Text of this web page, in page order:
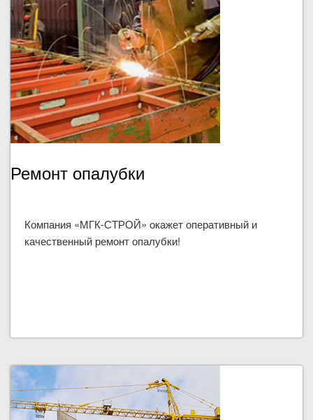
Ремонт опалубки
Компания «МГК-СТРОЙ» окажет оперативный и
качественный ремонт опалубки!